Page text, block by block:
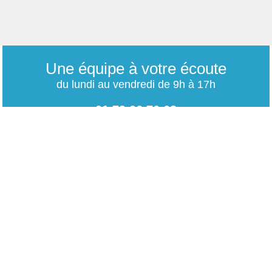
Une équipe à votre écoute
du lundi au vendredi de 9h à 17h
01 79 06 76 68